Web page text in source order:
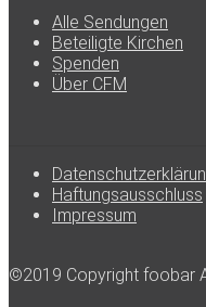
Alle Sendungen
Beteiligte Kirchen
Spenden
Über CFM
Haftungsausschluss
Impressum
©2019 Copyright foobar